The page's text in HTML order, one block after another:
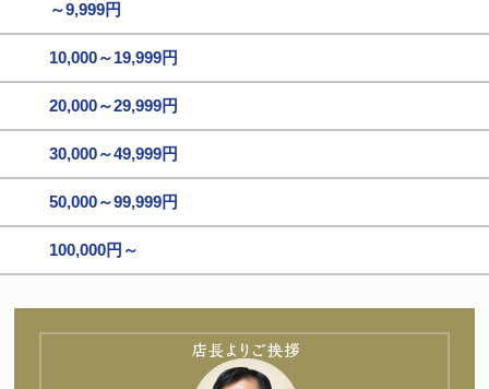
～9,999円
10,000～19,999円
20,000～29,999円
30,000～49,999円
50,000～99,999円
100,000円～